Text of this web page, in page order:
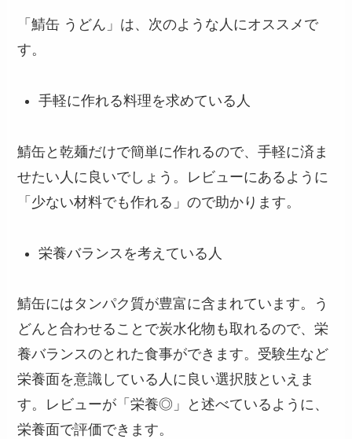
「鯖缶 うどん」は、次のような人にオススメで
す。
手軽に作れる料理を求めている人
鯖缶と乾麺だけで簡単に作れるので、手軽に済ま
せたい人に良いでしょう。レビューにあるように
「少ない材料でも作れる」ので助かります。
栄養バランスを考えている人
鯖缶にはタンパク質が豊富に含まれています。う
どんと合わせることで炭水化物も取れるので、栄
養バランスのとれた食事ができます。受験生など
栄養面を意識している人に良い選択肢といえま
す。レビューが「栄養◎」と述べているように、
栄養面で評価できます。